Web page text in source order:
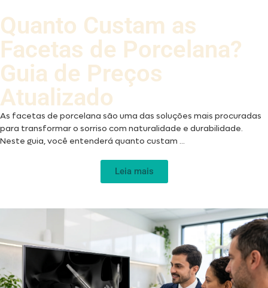
Quanto Custam as
Facetas de Porcelana?
Guia de Preços
Atualizado
As facetas de porcelana são uma das soluções mais procuradas
para transformar o sorriso com naturalidade e durabilidade.
Neste guia, você entenderá quanto custam ...
Leia mais